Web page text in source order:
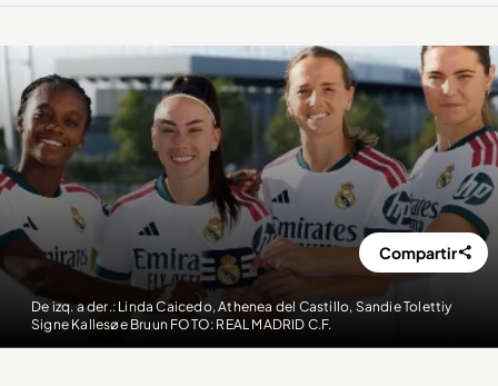
De izq. a der.: Linda Caicedo, Athenea del Castillo, Sandie Tolettiy
Signe Kallesøe Bruun FOTO: REAL MADRID C.F.
Compartir